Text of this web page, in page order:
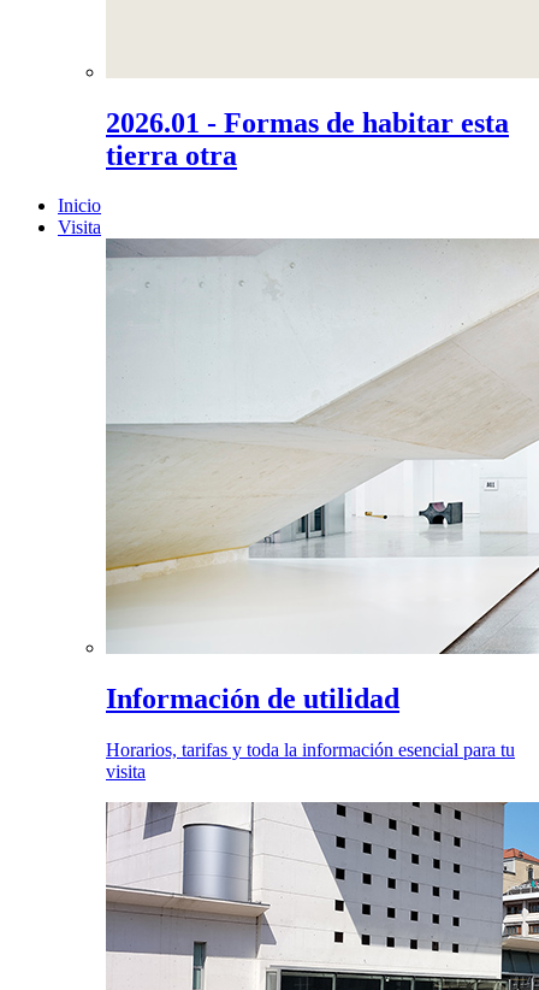
2026.01 - Formas de habitar esta
tierra otra
Inicio
Visita
Información de utilidad
Horarios, tarifas y toda la información esencial para tu
visita